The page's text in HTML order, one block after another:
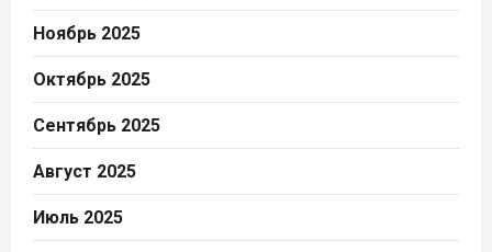
Ноябрь 2025
Октябрь 2025
Сентябрь 2025
Август 2025
Июль 2025